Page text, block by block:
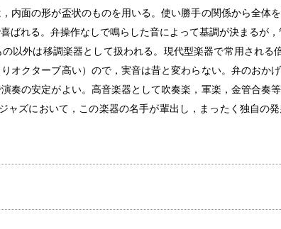
内面の形が盃状のものを用いる。使い勝手の関係から全体
ばれる。弁操作なしで鳴らした音によって基調が決まるが
以外は移調楽器として扱われる。現代型楽器で常用される
オクターブ高い）ので，実音は昔と変わらない。弁のおか
奏の安定がよい。高音楽器として吹奏楽，軍楽，金管合奏
ャズにおいて，この楽器の名手が輩出し，まったく独自の